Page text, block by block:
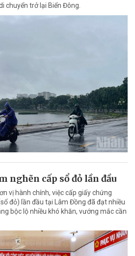
chuyển trở lại Biển Đông.
nghẽn cấp sổ đỏ lần đầu
vị hành chính, việc cấp giấy chứng
đỏ) lần đầu tại Lâm Đồng đã đạt nhiều
bộc lộ nhiều khó khăn, vướng mắc cần